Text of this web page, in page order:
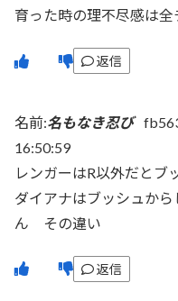
育った時の理不尽感は
返信
名前:名もなき忍び
16:50:59
レンガーはR以外だとブ
ダイアナはブッシュか
ん その違い
返信